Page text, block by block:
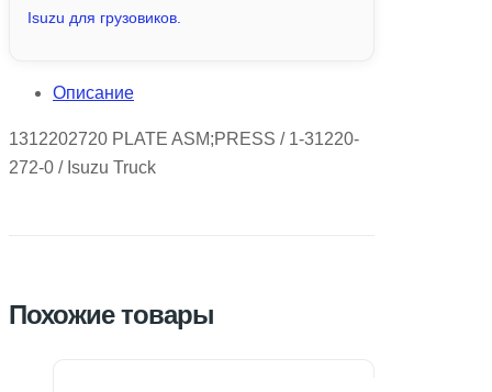
Isuzu для грузовиков.
Описание
1312202720 PLATE ASM;PRESS / 1-31220-
272-0 / Isuzu Truck
Похожие товары